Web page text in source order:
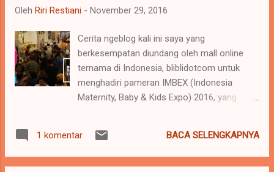
dan saya sangat senang dipertemukan
kesempatan :) Goodbye and Good Luck.
Oleh Riri Restiani - November 29, 2016
Cerita ngeblog kali ini saya yang
berkesempatan diundang oleh mall online
ternama di Indonesia, bliblidotcom untuk
menghadiri pameran IMBEX (Indonesia
Maternity, Baby & Kids Expo) 2016, yang
November 2016, dengan menawarkan
ratusan brand terbaik pada pengunjung. Saya
1 komentar BACA SELENGKAPNYA